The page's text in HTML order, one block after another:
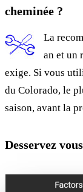
cheminée ?
La
an et un
exige. Si vous
du Colorado, le
saison, avant la
Desservez